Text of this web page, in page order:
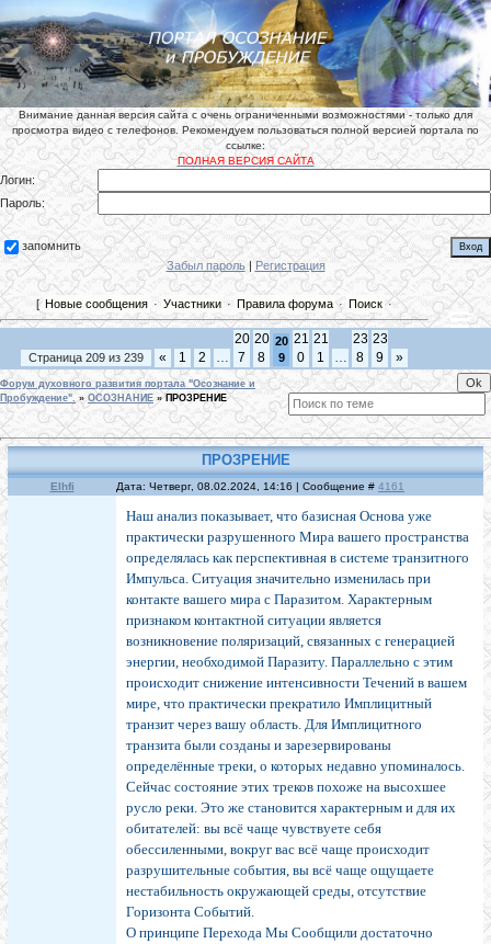
Внимание данная версия сайта с очень ограниченными возможностями - только для
просмотра видео с телефонов. Рекомендуем пользоваться полной версией портала по
ссылке:
ПОЛНАЯ ВЕРСИЯ САЙТА
Логин:
Пароль:
запомнить
Забыл пароль| Регистрация
[ Новые сообщения · Участники · Правила форума · Поиск·
Страница 209 из 239 « 1 2 …
20
7
20
8
20
9
21
0
21
1
…
23
8
23
9
»
Форум духовного развития портала "Осознание и
Пробуждение". » ОСОЗНАНИЕ » ПРОЗРЕНИЕ
ПРОЗРЕНИЕ
Elhfi Дата: Четверг, 08.02.2024, 14:16 | Сообщение # 4161
Наш анализ показывает, что базисная Основа уже
практически разрушенного Мира вашего пространства
определялась как перспективная в системе транзитного
Импульса. Ситуация значительно изменилась при
контакте вашего мира с Паразитом. Характерным
признаком контактной ситуации является
возникновение поляризаций, связанных с генерацией
энергии, необходимой Паразиту. Параллельно с этим
происходит снижение интенсивности Течений в вашем
мире, что практически прекратило Имплицитный
транзит через вашу область. Для Имплицитного
транзита были созданы и зарезервированы
определённые треки, о которых недавно упоминалось.
Сейчас состояние этих треков похоже на высохшее
русло реки. Это же становится характерным и для их
обитателей: вы всё чаще чувствуете себя
обессиленными, вокруг вас всё чаще происходит
разрушительные события, вы всё чаще ощущаете
нестабильность окружающей среды, отсутствие
Горизонта Событий.
О принципе Перехода Мы Сообщили достаточно